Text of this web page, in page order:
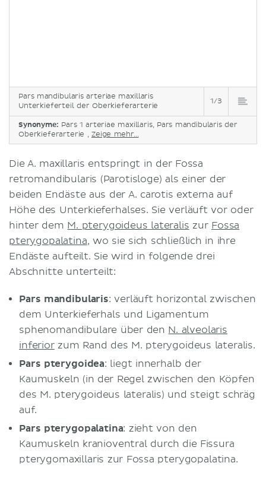
Pars mandibularis arteriae maxillaris
Unterkieferteil der Oberkieferarterie
1/3
Synonyme: Pars 1 arteriae maxillaris, Pars mandibularis der
Oberkieferarterie , Zeige mehr...
Die A. maxillaris entspringt in der Fossa
retromandibularis (Parotisloge) als einer der
beiden Endäste aus der A. carotis externa auf
Höhe des Unterkieferhalses. Sie verläuft vor oder
hinter dem M. pterygoideus lateralis zur Fossa
pterygopalatina, wo sie sich schließlich in ihre
Endäste aufteilt. Sie wird in folgende drei
Abschnitte unterteilt:
Pars mandibularis: verläuft horizontal zwischen
dem Unterkieferhals und Ligamentum
sphenomandibulare über den N. alveolaris
inferiorzum Rand des M. pterygoideus lateralis.
Pars pterygoidea: liegt innerhalb der
Kaumuskeln (in der Regel zwischen den Köpfen
des M. pterygoideus lateralis) und steigt schräg
auf.
Pars pterygopalatina: zieht von den
Kaumuskeln kranioventral durch die Fissura
pterygomaxillaris zur Fossa pterygopalatina.